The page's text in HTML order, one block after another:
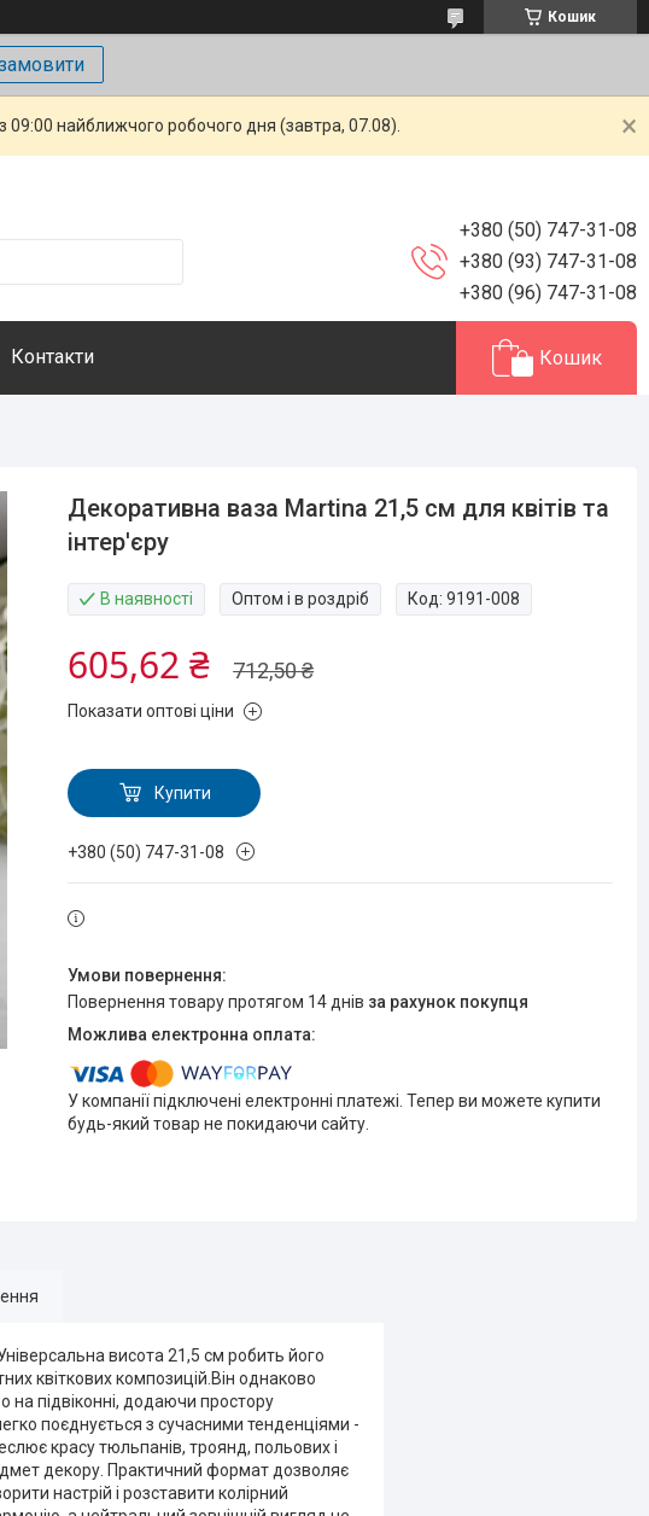
Кошик
09:00 найближчого робочого дня (завтра, 07.08).
+380 (50) 747-31-08
+380 (93) 747-31-08
+380 (96) 747-31-08
Контакти Кошик
Декоративна ваза Martina 21,5 см для квітів та
інтер'єру
В наявності Оптом і в роздріб Код:9191-008
712,50 ₴
605,62 ₴
Показати оптові ціни
Купити
+380 (50) 747-31-08
повернення товару протягом 14 днів за рахунок покупця
У компанії підключені електронні платежі. Тепер ви можете купити
будь-який товар не покидаючи сайту.
висота 21,5 см робить його
квіткових композицій.Він однаково
на підвіконні, додаючи простору
поєднується з сучасними тенденціями -
красу тюльпанів, троянд, польових і
декору. Практичний формат дозволяє
настрій і розставити колірний